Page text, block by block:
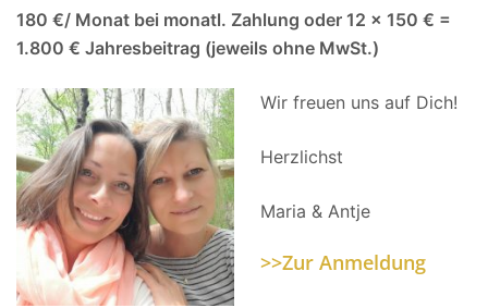
180 €/ Monat bei monatl. Zahlung oder 12 x 150 € =
1.800 € Jahresbeitrag (jeweils ohne MwSt.)
Wir freuen uns auf Dich!
Herzlichst
Maria & Antje
>>Zur Anmeldung